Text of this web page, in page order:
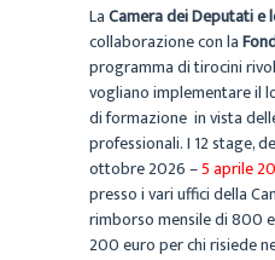
LaCamera dei Deputati e
collaborazione con la
programma di tirocini
vogliano implementare il
di formazione in vista
professionali. I 12 stage,
ottobre 2026 –5 aprile
presso i vari uffici della
rimborso mensile di 800
200 euro per chi risiede